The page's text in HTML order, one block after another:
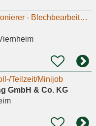
Verpacker/Kommissionierer - Blechbearbeitung - Viernheim (m/w/d) (2)
Teilzeit/Minijob
GmbH & Co. KG